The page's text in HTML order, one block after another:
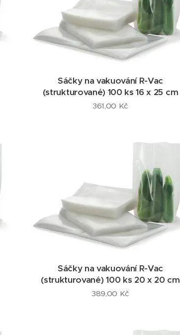
Sáčky na vakuování R-Vac
(strukturované) 100 ks 16 x 25 cm
361,00 Kč
Sáčky na vakuování R-Vac
(strukturované) 100 ks 20 x 20 cm
389,00 Kč